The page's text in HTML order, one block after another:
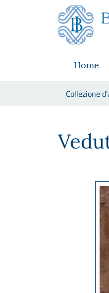
Skip to Main Content
Vai al sito istituzionale
Vai al menu di navigazione
Vai alla ricerca
Vai ai contenuti
Home
Collezione